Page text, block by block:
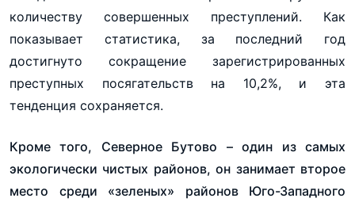
количеству совершенных преступлений. Как
показывает статистика, за последний год
достигнуто сокращение зарегистрированных
преступных посягательств на 10,2%, и эта
тенденция сохраняется.
Кроме того, Северное Бутово – один из самых
экологически чистых районов, он занимает второе
место среди «зеленых» районов Юго-Западного